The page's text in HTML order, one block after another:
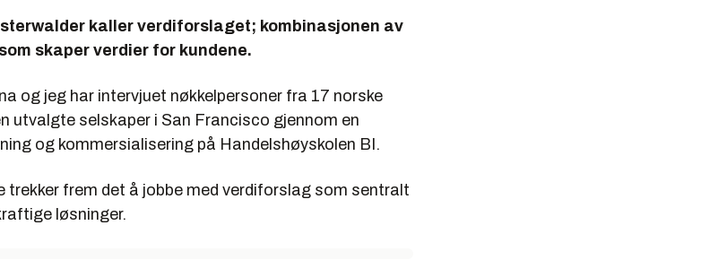
kaller verdiforslaget; kombinasjonen av
skaper verdier for kundene.
og jeg har intervjuet nøkkelpersoner fra 17 norske
utvalgte selskaper i San Francisco gjennom en
og kommersialisering på Handelshøyskolen BI.
trekker frem det å jobbe med verdiforslag som sentralt
løsninger.